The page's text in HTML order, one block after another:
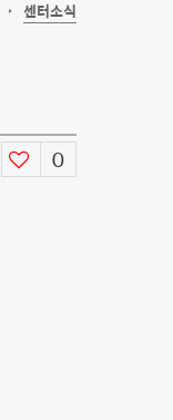
센터소식
0